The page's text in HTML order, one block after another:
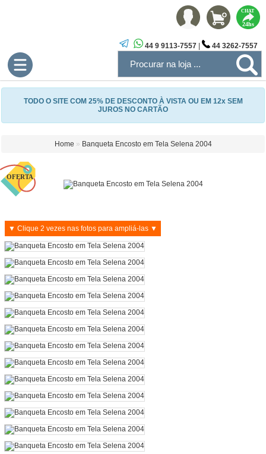
CHAT
24hs
44 9 9113-7557 44 3262-7557
TODO O SITE COM 25% DE DESCONTO À VISTA OU EM 12x SEM
JUROS NO CARTÃO
Home » Banqueta Encosto em Tela Selena 2004
▼ Clique 2 vezes nas fotos para ampliá-las ▼